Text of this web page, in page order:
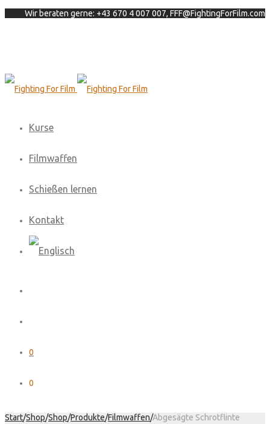
Wir beraten gerne: +43 670 4 007 007, FFF@FightingForFilm.com
Kurse
Filmwaffen
Schießen lernen
Kontakt
0
0
Start/Shop/Shop/Produkte/Filmwaffen/Abgesägte Schrotflinte